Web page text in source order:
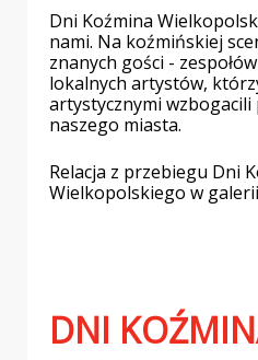
Dni Koźmina
nami. Na koźmińskiej
znanych gości -
lokalnych artystów,
artystycznymi
naszego miasta.
Relacja z przebiegu Dni
Wielkopolskiego w
DNI